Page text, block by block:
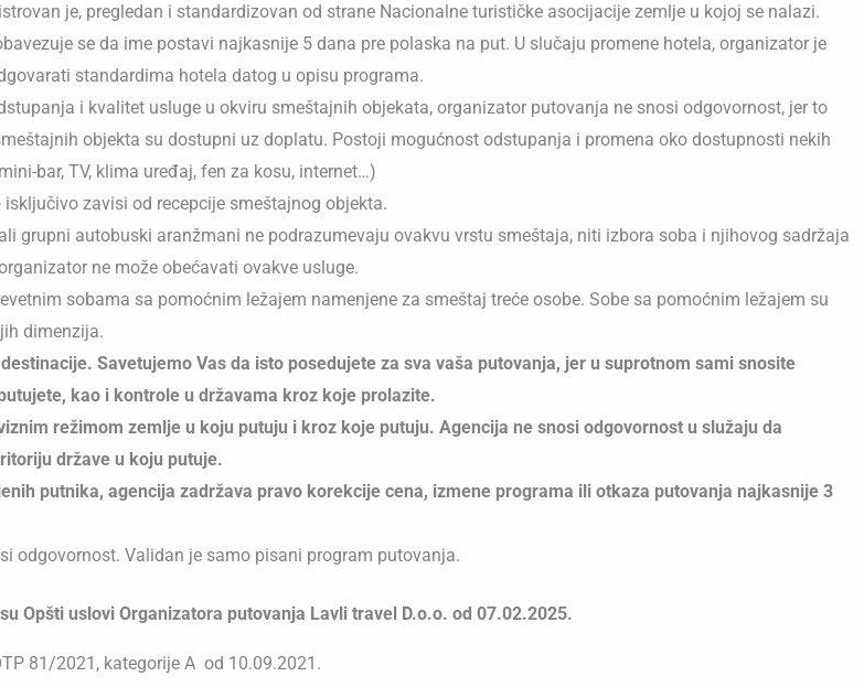
je, pregledan i standardizovan od strane Nacionalne turističke asocijacije zemlje u kojoj se nalazi.
se da ime postavi najkasnije 5 dana pre polaska na put. U slučaju promene hotela, organizator je
standardima hotela datog u opisu programa.
i kvalitet usluge u okviru smeštajnih objekata, organizator putovanja ne snosi odgovornost, jer to
objekta su dostupni uz doplatu. Postoji mogućnost odstupanja i promena oko dostupnosti nekih
bar, TV, klima uređaj, fen za kosu, internet…)
zavisi od recepcije smeštajnog objekta.
grupni autobuski aranžmani ne podrazumevaju ovakvu vrstu smeštaja, niti izbora soba i njihovog sadržaja
ne može obećavati ovakve usluge.
sobama sa pomoćnim ležajem namenjene za smeštaj treće osobe. Sobe sa pomoćnim ležajem su
dimenzija.
Savetujemo Vas da isto posedujete za sva vaša putovanja, jer u suprotnom sami snosite
kao i kontrole u državama kroz koje prolazite.
režimom zemlje u koju putuju i kroz koje putuju. Agencija ne snosi odgovornost u služaju da
države u koju putuje.
putnika, agencija zadržava pravo korekcije cena, izmene programa ili otkaza putovanja najkasnije 3
odgovornost. Validan je samo pisani program putovanja.
Opšti uslovi Organizatora putovanja Lavli travel D.o.o. od 07.02.2025.
81/2021, kategorije A od 10.09.2021.